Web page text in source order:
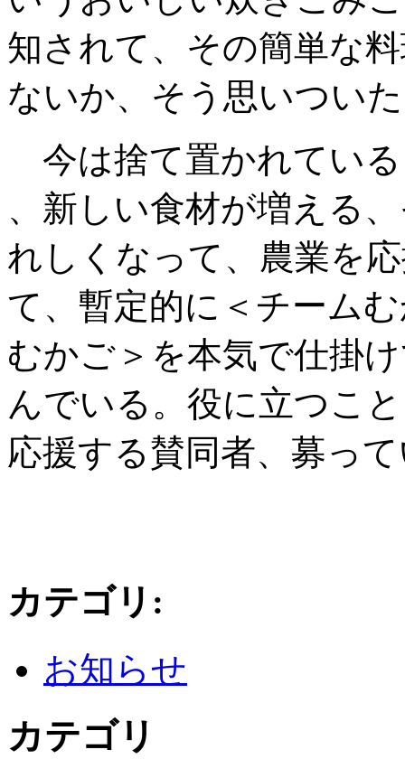
知されて、その簡単な
ないか、そう思いつい
今は捨て置かれてい
、新しい食材が増える
れしくなって 、農業を
て、暫定的に ＜チーム
むかご＞を本気で仕掛
んでいる。役に立つこ
応援する賛同者、募っ
カテゴリ :
お知らせ
カテゴリ